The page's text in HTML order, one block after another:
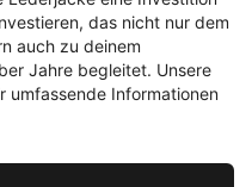
das nicht nur dem
auch zu deinem
Jahre begleitet. Unsere
umfassende Informationen